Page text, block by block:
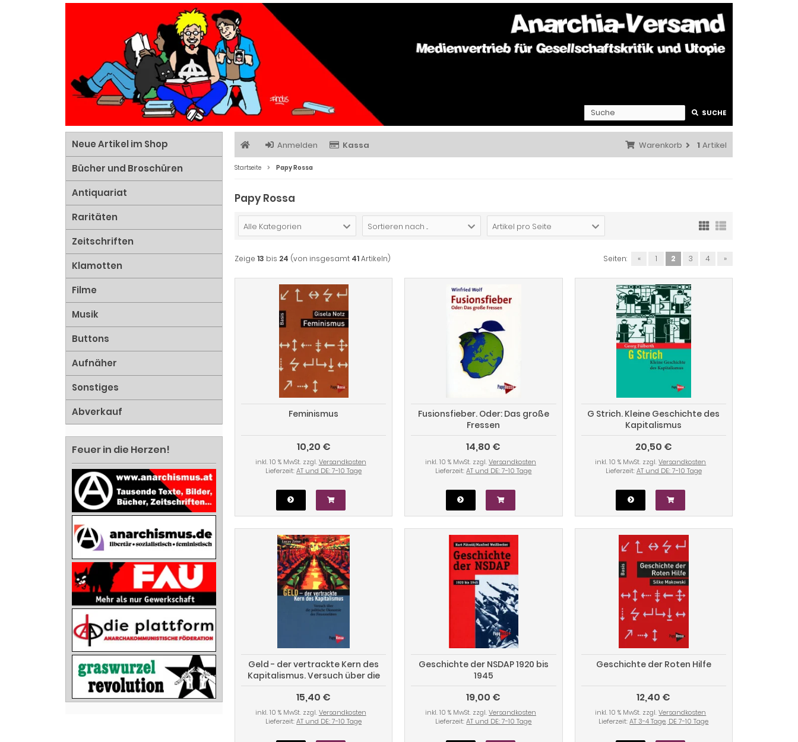
SUCHE
Anmelden Kassa Warenkorb 1 Artikel
Startseite Papy Rossa
Papy Rossa
Alle Kategorien Sortieren nach ... Artikel pro Seite
Zeige 13 bis 24 (von insgesamt 41Artikeln) Seiten: « 1 2 3 4 »
Feminismus
10,20 €
inkl. 10 % MwSt. zzgl.Versandkosten
Lieferzeit:AT und DE: 7-10 Tage
Fusionsfieber. Oder: Das große
Fressen
14,80 €
inkl. 10 % MwSt. zzgl.Versandkosten
Lieferzeit:AT und DE: 7-10 Tage
G Strich. Kleine Geschichte des
Kapitalismus
20,50 €
inkl. 10 % MwSt. zzgl.Versandkosten
Lieferzeit:AT und DE: 7-10 Tage
Geld - der vertrackte Kern des
Kapitalismus. Versuch über die
politische Ökonomie des
Finanzsektors
15,40 €
inkl. 10 % MwSt. zzgl.Versandkosten
Lieferzeit:AT und DE: 7-10 Tage
Geschichte der NSDAP 1920 bis
1945
19,00 €
inkl. 10 % MwSt. zzgl.Versandkosten
Lieferzeit:AT und DE: 7-10 Tage
Geschichte der Roten Hilfe
12,40 €
inkl. 10 % MwSt. zzgl.Versandkosten
Lieferzeit:AT 3-4 Tage, DE 7-10 Tage
Neue Artikel im Shop
Bücher und Broschüren
Antiquariat
Raritäten
Zeitschriften
Klamotten
Filme
Musik
Buttons
Aufnäher
Sonstiges
Abverkauf
Feuer in die Herzen!